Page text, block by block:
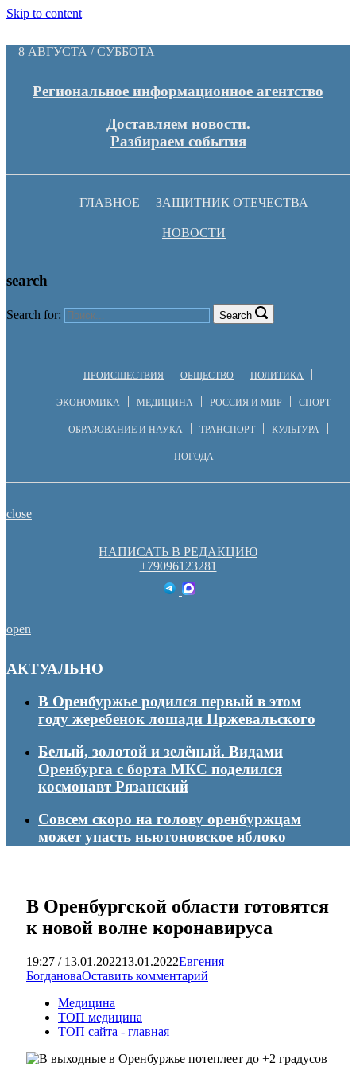
Skip to content
8 АВГУСТА / СУББОТА
Региональное информационное агентство
Доставляем новости.
Разбираем события
ГЛАВНОЕ ЗАЩИТНИК ОТЕЧЕСТВА
НОВОСТИ
search
Search for: Search
ПРОИСШЕСТВИЯ ОБЩЕСТВО ПОЛИТИКА
ЭКОНОМИКА МЕДИЦИНА РОССИЯ И МИР СПОРТ
ОБРАЗОВАНИЕ И НАУКА ТРАНСПОРТ КУЛЬТУРА
ПОГОДА
close
НАПИСАТЬ В РЕДАКЦИЮ
+79096123281
open
АКТУАЛЬНО
В Оренбуржье родился первый в этом
году жеребенок лошади Пржевальского
Белый, золотой и зелёный. Видами
Оренбурга с борта МКС поделился
космонавт Рязанский
Совсем скоро на голову оренбуржцам
может упасть ньютоновское яблоко
В Оренбургской области готовятся
к новой волне коронавируса
19:27 / 13.01.202213.01.2022Евгения
БогдановаОставить комментарий
Медицина
ТОП медицина
ТОП сайта - главная